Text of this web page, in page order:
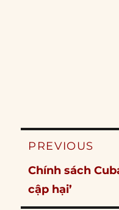
Post
PREVIOUS
Previous
post:
Chính sách
cập hại’